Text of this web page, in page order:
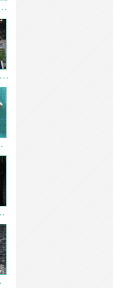
Face(北面)越野跑鞋 测评报告
国
产GLOCK？9mm狙击枪？GearKr带你看2018北京国际警博会的武器枪械
毒面具
65
之后